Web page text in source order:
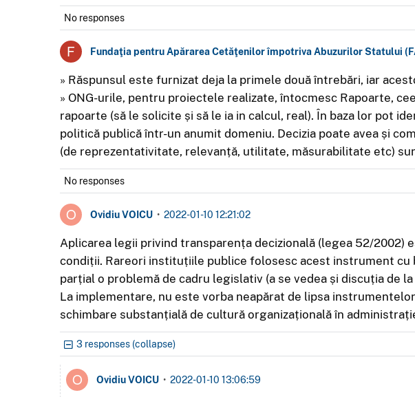
No responses
Fundaţia pentru Apărarea Cetăţenilor împotriva Abuzurilor Statului
» Răspunsul este furnizat deja la primele două întrebări, iar
» ONG-urile, pentru proiectele realizate, întocmesc Rapoarte,
rapoarte (să le solicite și să le ia in calcul, real). În baza lor pot
politică publică într-un anumit domeniu. Decizia poate avea și
(de reprezentativitate, relevanță, utilitate, măsurabilitate etc)
No responses
Ovidiu VOICU • 2022-01-10 12:21:02
Aplicarea legii privind transparența decizională (legea 52/2002)
condiții. Rareori instituțiile publice folosesc acest instrument cu
parțial o problemă de cadru legislativ (a se vedea și discuția de
La implementare, nu este vorba neapărat de lipsa
schimbare substanțială de cultură organizațională în
3 responses (collapse)
Ovidiu VOICU • 2022-01-10 13:06:59